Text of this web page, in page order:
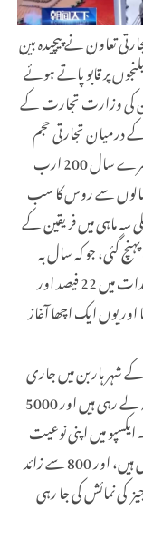
تعاون نے پیچیدہ بین
پر قابو پاتے ہوئے
چین کی وزارت تجارت کے
اور روس کے درمیان تجارتی حجم
227.9 ارب امریکی ڈالر تک پہنچ گیا، جو مسلسل تیسرے سال 200 ارب
ڈالر سے متجاوز ہے، اور چین مسلسل 16 سالوں سے روس کا سب
ماہی میں فریقین کے
ڈالر تک پہنچ گئی، جو کہ سال بہ
سال 14.7 فیصد کا اضافہ ہے، جس میں روس کو برآمدات میں 22 فیصد اور
کیا گیا اور یوں ایک اچھا آغاز
21 مئی تک چین کے شہر ہاربن میں جاری
ہے۔ اس ایکسپو میں تقریباً 300 روسی کمپنیاں حصہ لے رہی ہیں اور 5000
میں اپنی نوعیت
کی 500 سے زائد نئی مصنوعات متعارف کروائی گئیں ہیں، اور 800 سے زائد
کی نمائش کی جا رہی